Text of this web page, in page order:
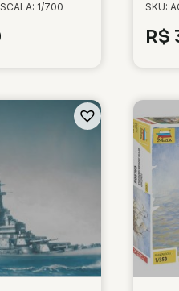
1/700 SKU:
R$